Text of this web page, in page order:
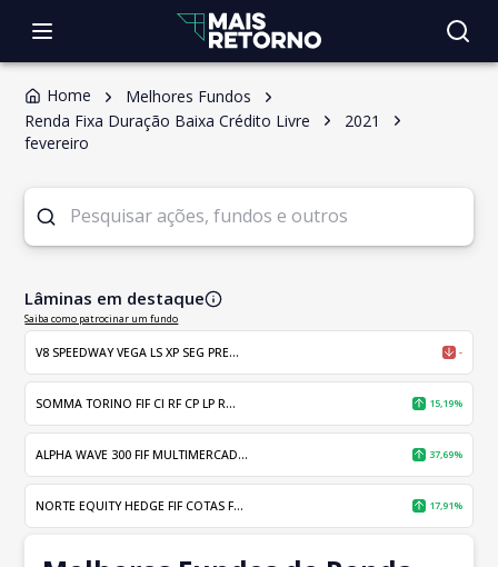
Home
Melhores Fundos
Renda Fixa Duração Baixa Crédito Livre
2021
fevereiro
Lâminas em destaque
Saiba como patrocinar um fundo
V8 SPEEDWAY VEGA LS XP SEG PRE... -
SOMMA TORINO FIF CI RF CP LP R... 15,19%
ALPHA WAVE 300 FIF MULTIMERCAD... 37,69%
NORTE EQUITY HEDGE FIF COTAS F... 17,91%